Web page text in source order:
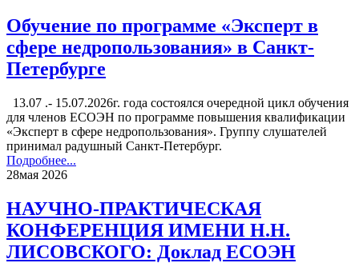
Обучение по программе «Эксперт в
сфере недропользования» в Санкт-
Петербурге
13.07 .- 15.07.2026г. года состоялся очередной цикл обучения
для членов ЕСОЭН по программе повышения квалификации
«Эксперт в сфере недропользования». Группу слушателей
принимал радушный Санкт-Петербург.
Подробнее...
28мая 2026
НАУЧНО-ПРАКТИЧЕСКАЯ
КОНФЕРЕНЦИЯ ИМЕНИ Н.Н.
ЛИСОВСКОГО: Доклад ЕСОЭН